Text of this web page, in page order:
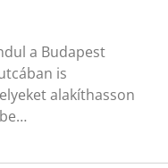
a Budapest
is
alakíthasson